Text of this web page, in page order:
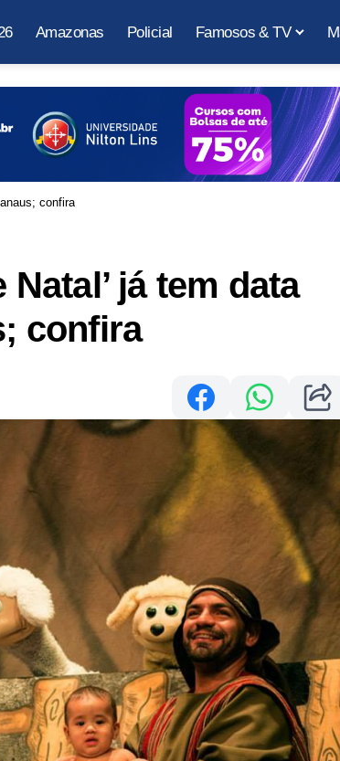
Amazonas Policial Famosos & TV
confira
já tem data
confira